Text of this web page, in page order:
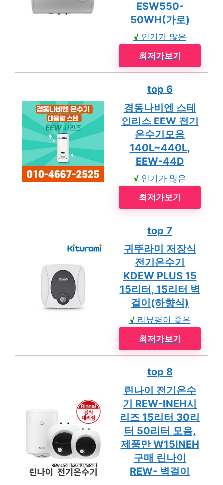
ESW550-
50WH(가로)
√ 인기가 많은
최저가보기
top 6
경동나비엔 스테
인리스 EEW 전기
온수기모음
140L~440L,
EEW-44D
√ 인기가 많은
최저가보기
top 7
귀뚜라미 저장식
전기온수기
KDEW PLUS 15
15리터, 15리터 벽
걸이(하향식)
√리뷰평이 좋은
최저가보기
top 8
린나이 전기온수
기 REW-INEH시
리즈 15리터 30리
터 50리터 모음,
제품만 W15INEH
구매 린나이
REW- 벽걸이